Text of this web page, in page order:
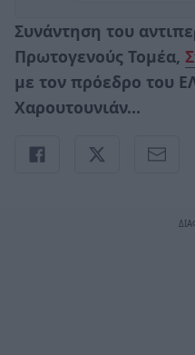
Συνάντηση του
Πρωτογενούς Τομέα,
με τον πρόεδρο του
Χαρουτουνιάν…